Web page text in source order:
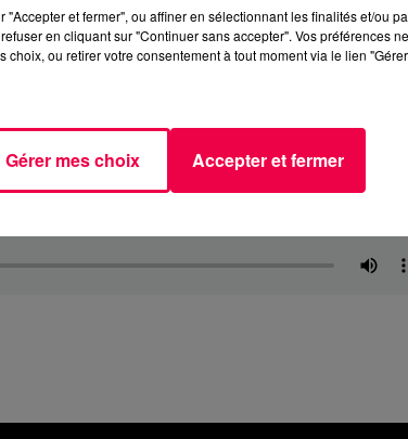
"Accepter et fermer", ou affiner en sélectionnant les finalités et/ou
en cliquant sur "Continuer sans accepter". Vos préférences
choix, ou retirer votre consentement à tout moment via le lien
Gérer mes choix Accepter et fermer